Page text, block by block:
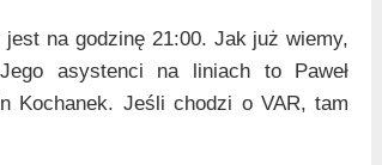
na godzinę 21:00. Jak już wiemy,
asystenci na liniach to Paweł
Kochanek. Jeśli chodzi o VAR, tam